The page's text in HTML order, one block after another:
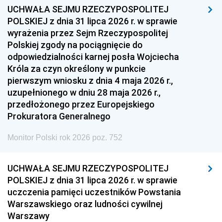
UCHWAŁA SEJMU RZECZYPOSPOLITEJ
POLSKIEJ z dnia 31 lipca 2026 r. w sprawie
wyrażenia przez Sejm Rzeczypospolitej
Polskiej zgody na pociągnięcie do
odpowiedzialności karnej posła Wojciecha
Króla za czyn określony w punkcie
pierwszym wniosku z dnia 4 maja 2026 r.,
uzupełnionego w dniu 28 maja 2026 r.,
przedłożonego przez Europejskiego
Prokuratora Generalnego
Monitor Polski rok 2026 poz. 752
UCHWAŁA SEJMU RZECZYPOSPOLITEJ
POLSKIEJ z dnia 31 lipca 2026 r. w sprawie
uczczenia pamięci uczestników Powstania
Warszawskiego oraz ludności cywilnej
Warszawy